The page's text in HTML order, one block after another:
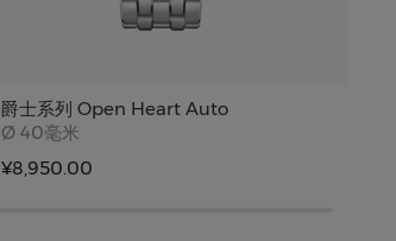
爵士系列 Open Heart Auto
Ø Case size
40毫米
¥8,950.00